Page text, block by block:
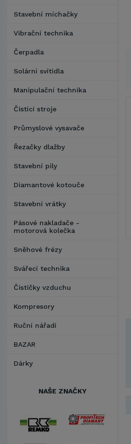
Stavební míchačky
Vibrační technika
Čerpadla
Solární svítidla
Manipulační technika
Čistící stroje
Průmyslové vysavače
Řezačky dlažby
Stavební pily
Diamantové kotouče
Stavební vrátky
Pásové nakladače -
motorová kolečka
Sněhové frézy
Svářecí technika
Čističky vzduchu
Kompresory
Ruční nářadí
BAZAR
Dárky
NAŠE ZNAČKY